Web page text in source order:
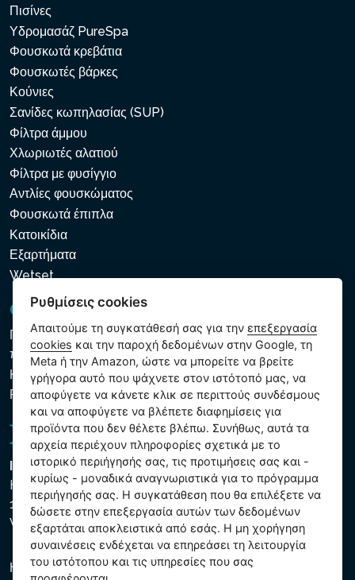
Πισίνες
Υδρομασάζ PureSpa
Φουσκωτά κρεβάτια
Φουσκωτές βάρκες
Κούνιες
Σανίδες κωπηλασίας (SUP)
Φίλτρα άμμου
Χλωριωτές αλατιού
Φίλτρα με φυσίγγιο
Αντλίες φουσκώματος
Φουσκωτά έπιπλα
Κατοικίδια
Εξαρτήματα
Wetset
GDPR και Cookies
Πολιτική προστασίας προσωπικών και λοιπών δεδομένων
που υποβάλλονται σε επεξεργασία
Κανόνες χρήσης των αρχείων cookie
Ρυθμίσεις cookies
Intex Trading, s.r.o.
Hradecká 2526/3
130 00 Praha 3
Vinohrady - Česká republika
Η εταιρεία είναι εγγεγραμμένη στο Δημοτικό Δικαστήριο της
Ρυθμίσεις cookies
Απαιτούμε τη συγκατάθεσή σας για τηνεπεξεργασία
cookies και την παροχή δεδομένων στην Google, τη
Meta ή την Amazon, ώστε να μπορείτε να βρείτε
γρήγορα αυτό που ψάχνετε στον ιστότοπό μας, να
αποφύγετε να κάνετε κλικ σε περιττούς συνδέσμους
και να αποφύγετε να βλέπετε διαφημίσεις για
προϊόντα που δεν θέλετε βλέπω. Συνήθως, αυτά τα
αρχεία περιέχουν πληροφορίες σχετικά με το
ιστορικό περιήγησής σας, τις προτιμήσεις σας και -
κυρίως - μοναδικά αναγνωριστικά για το πρόγραμμα
περιήγησής σας. Η συγκατάθεση που θα επιλέξετε να
δώσετε στην επεξεργασία αυτών των δεδομένων
εξαρτάται αποκλειστικά από εσάς. Η μη χορήγηση
συναινέσεις ενδέχεται να επηρεάσει τη λειτουργία
του ιστότοπου και τις υπηρεσίες που σας